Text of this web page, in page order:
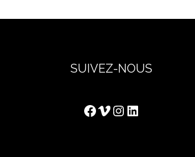
SUIVEZ-NOUS
Facebook
Vimeo
Instagram
LinkedIn